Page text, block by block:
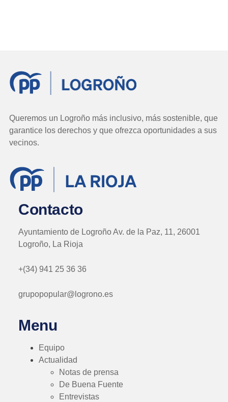
Queremos un Logroño más inclusivo, más sostenible, que
garantice los derechos y que ofrezca oportunidades a sus
vecinos.
Contacto
Ayuntamiento de Logroño Av. de la Paz, 11, 26001
Logroño, La Rioja
+(34) 941 25 36 36
grupopopular@logrono.es
Menu
Equipo
Actualidad
Notas de prensa
De Buena Fuente
Entrevistas